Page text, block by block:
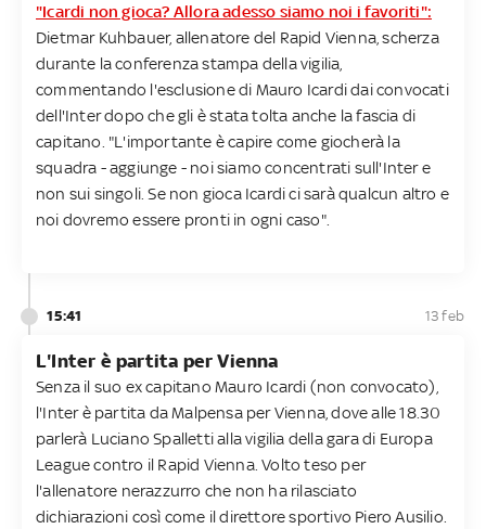
"Icardi non gioca? Allora adesso siamo noi i favoriti":
Dietmar Kuhbauer, allenatore del Rapid Vienna, scherza
durante la conferenza stampa della vigilia,
commentando l'esclusione di Mauro Icardi dai convocati
dell'Inter dopo che gli è stata tolta anche la fascia di
capitano. "L'importante è capire come giocherà la
squadra - aggiunge - noi siamo concentrati sull'Inter e
non sui singoli. Se non gioca Icardi ci sarà qualcun altro e
noi dovremo essere pronti in ogni caso".
15:41 13 feb
L'Inter è partita per Vienna
Senza il suo ex capitano Mauro Icardi (non convocato),
l'Inter è partita da Malpensa per Vienna, dove alle 18.30
parlerà Luciano Spalletti alla vigilia della gara di Europa
League contro il Rapid Vienna. Volto teso per
l'allenatore nerazzurro che non ha rilasciato
dichiarazioni così come il direttore sportivo Piero Ausilio.